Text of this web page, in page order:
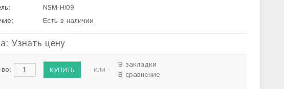
NSM-HI09
Есть в наличии
Узнать цену
- или -
В закладки
В сравнение